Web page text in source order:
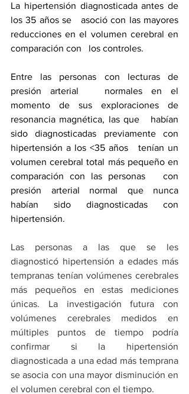
La hipertensión diagnosticada antes de
los 35 años se   asoció con las mayores
reducciones en el volumen cerebral en
comparación con   los controles.
Entre las personas con lecturas de
presión arterial   normales en el
momento de sus exploraciones de
resonancia magnética, las que   habían
sido diagnosticadas previamente con
hipertensión a los <35 años   tenían un
volumen cerebral total más pequeño en
comparación con las personas   con
presión arterial normal que nunca
habían sido diagnosticadas con
hipertensión.
Las personas a las que se les
diagnosticó hipertensión a edades más
tempranas tenían volúmenes cerebrales
más pequeños en estas mediciones
únicas. La investigación futura con
volúmenes cerebrales medidos en
múltiples puntos de tiempo podría
confirmar si la hipertensión
diagnosticada a una edad más temprana
se asocia con una mayor disminución en
el volumen cerebral con el tiempo.